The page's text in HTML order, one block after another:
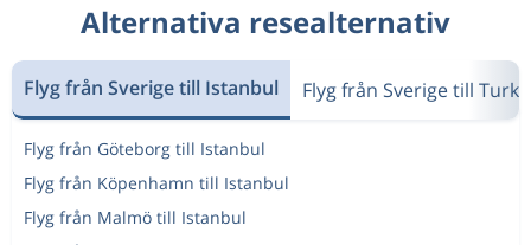
Alternativa resealternativ
Flyg från Sverige till Istanbul Flyg från Sverige till
Flyg från Göteborg till Istanbul
Flyg från Köpenhamn till Istanbul
Flyg från Malmö till Istanbul